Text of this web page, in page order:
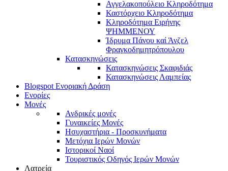
Αγγελακοπούλειο Κληροδότημα
Καστόρχειο Κληροδότημα
Κληροδότημα Ειρήνης
ΨΗΜΜΕΝΟΥ
Ίδρυμα Πάνου καί Άνζελ
Φραγκοδημητρόπουλου
Κατασκηνώσεις
Κατασκηνώσεις Σκαφιδιάς
Κατασκηνώσεις Λαμπείας
Blogspot Ενοριακή Δράση
Ενορίες
Μονές
Ανδρικές μονές
Γυναικείες Μονές
Ησυχαστήρια - Προσκυνήματα
Μετόχια Ιερών Μονών
Ιστορικοί Ναοί
Τουριστικός Οδηγός Ιερών Μονών
Λατρεία